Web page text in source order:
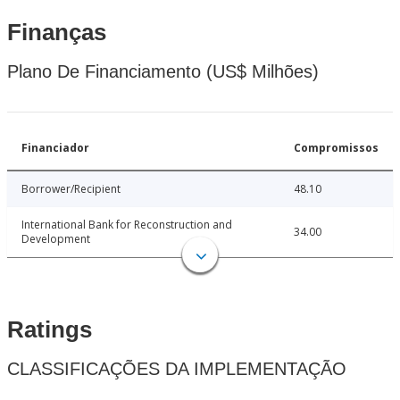
Finanças
Plano De Financiamento (US$ Milhões)
Financiador Compromissos
Borrower/Recipient 48.10
International Bank for Reconstruction and
Development
34.00
Ratings
CLASSIFICAÇÕES DA IMPLEMENTAÇÃO